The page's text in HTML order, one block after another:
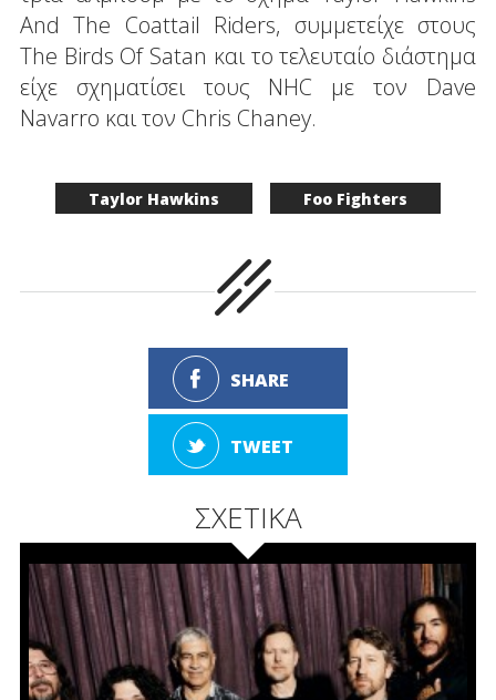
And The Coattail Riders, συμμετείχε στους
The Birds Of Satan και το τελευταίο διάστημα
είχε σχηματίσει τους NHC με τον Dave
Navarro και τον Chris Chaney.
Taylor Hawkins Foo Fighters
SHARE
TWEET
ΣΧΕΤΙΚΑ